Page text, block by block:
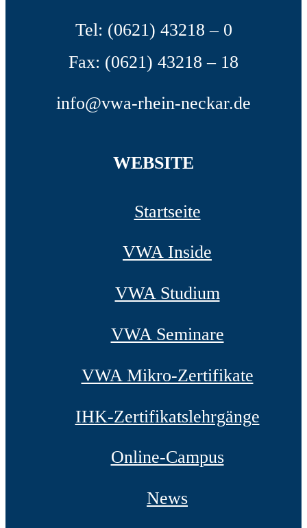
Tel: (0621) 43218 – 0
Fax: (0621) 43218 – 18
info@vwa-rhein-neckar.de
WEBSITE
Startseite
VWA Inside
VWA Studium
VWA Seminare
VWA Mikro-Zertifikate
IHK-Zertifikatslehrgänge
Online-Campus
News